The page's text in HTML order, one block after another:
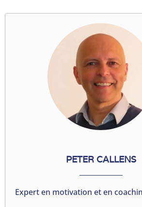
PETER CALLENS
Expert en motivation et en